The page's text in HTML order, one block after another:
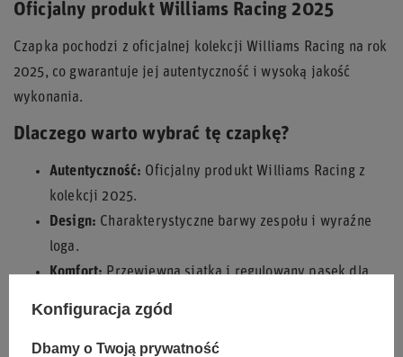
Oficjalny produkt Williams Racing 2025
Czapka pochodzi z oficjalnej kolekcji Williams Racing na rok
2025, co gwarantuje jej autentyczność i wysoką jakość
wykonania.
Dlaczego warto wybrać tę czapkę?
Autentyczność: Oficjalny produkt Williams Racing z
kolekcji 2025.
Design: Charakterystyczne barwy zespołu i wyraźne
loga.
Komfort:Przewiewna siatka i regulowany pasek dla
Styl:Klasyczny kształt trucker, idealny na co dzień i
na tor.
Konfiguracja zgód
Dbamy o Twoją prywatność